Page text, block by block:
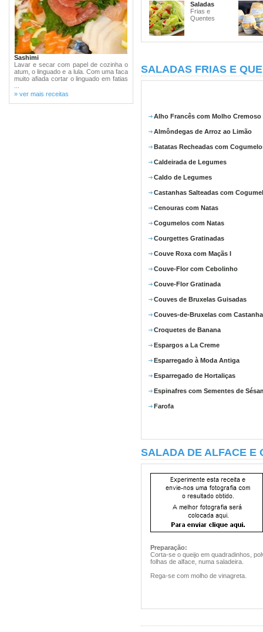
Sashimi
Lavar e secar com papel de cozinha o
atum, o linguado e a lula. Com uma faca
muito afiada cortar o linguado em fatias
» ver mais receitas
Saladas
Frias e
Quentes
SALADAS FRIAS E
Alho Francês com Molho Cremoso
Almôndegas de Arroz ao Limão
Batatas Recheadas com
Caldeirada de Legumes
Caldo de Legumes
Castanhas Salteadas com
Cenouras com Natas
Cogumelos com Natas
Courgettes Gratinadas
Couve Roxa com Maçãs I
Couve-Flor com Cebolinho
Couve-Flor Gratinada
Couves de Bruxelas Guisadas
Couves-de-Bruxelas com
Croquetes de Banana
Espargos a La Creme
Esparregado à Moda Antiga
Esparregado de Hortaliças
Espinafres com Sementes de
Farofa
SALADA DE ALFACE E
Preparação:
Corta-se o queijo em quadradinhos,
folhas de alface, numa saladeira.
Rega-se com molho de vinagreta.